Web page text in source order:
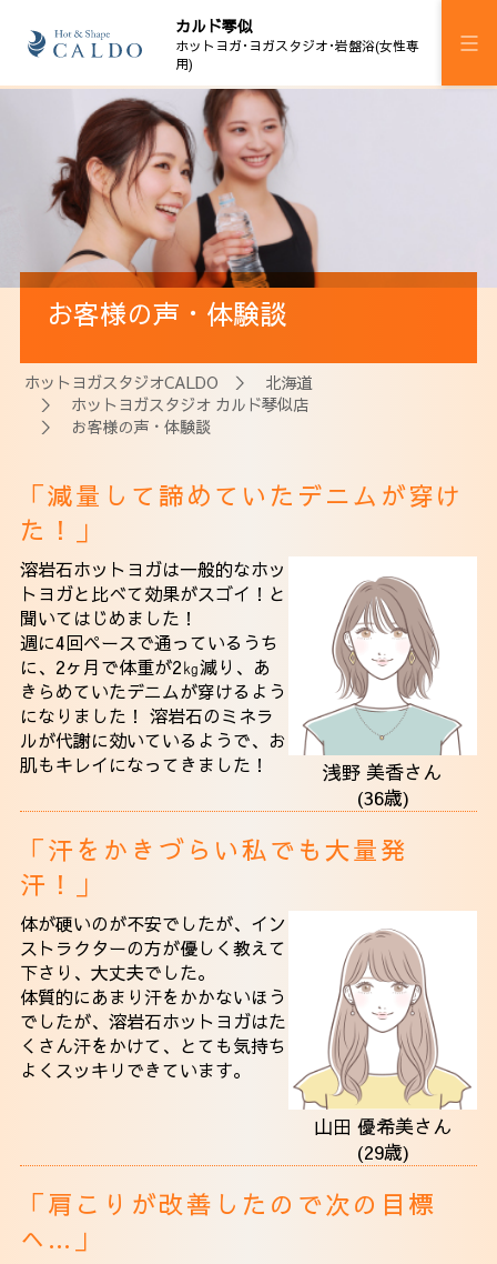
カルド琴似
ホットヨガ･ヨガスタジオ･岩盤浴(女性専
用)
施設案内
プログラム
スケジュール
マシンピラティス
岩盤浴
料金
ウェルチケ
アクセス
お客様の声・体験談
ホットヨガスタジオCALDO ＞ 北海道
＞ ホットヨガスタジオ カルド琴似店
＞ お客様の声・体験談
「減量して諦めていたデニムが穿け
た！」
浅野 美香さん
(36歳)
溶岩石ホットヨガは一般的なホッ
トヨガと比べて効果がスゴイ！と
聞いてはじめました！
週に4回ペースで通っているうち
に、2ヶ月で体重が2㎏減り、あ
きらめていたデニムが穿けるよう
になりました！ 溶岩石のミネラ
ルが代謝に効いているようで、お
肌もキレイになってきました！
「汗をかきづらい私でも大量発
汗！」
山田 優希美さん
(29歳)
体が硬いのが不安でしたが、イン
ストラクターの方が優しく教えて
下さり、大丈夫でした。
体質的にあまり汗をかかないほう
でしたが、溶岩石ホットヨガはた
くさん汗をかけて、とても気持ち
よくスッキリできています。
「肩こりが改善したので次の目標
へ…」